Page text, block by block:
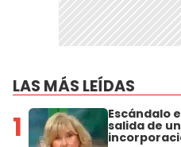
LAS MÁS LEÍDAS
1 Escándalo
salida de